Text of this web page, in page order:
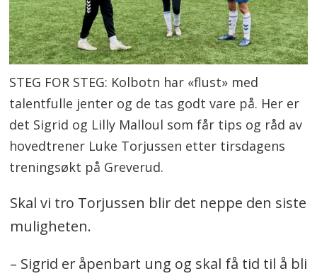
STEG FOR STEG: Kolbotn har «flust» med
talentfulle jenter og de tas godt vare på. Her er
det Sigrid og Lilly Malloul som får tips og råd av
hovedtrener Luke Torjussen etter tirsdagens
treningsøkt på Greverud.
Skal vi tro Torjussen blir det neppe den siste
muligheten.
– Sigrid er åpenbart ung og skal få tid til å bli